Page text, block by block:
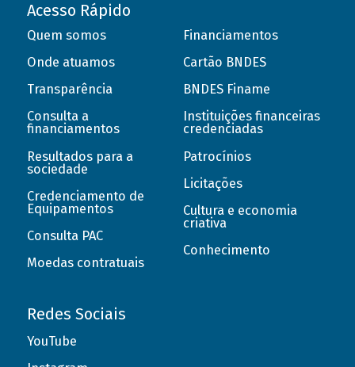
Acesso Rápido
Quem somos
Onde atuamos
Transparência
Consulta a
financiamentos
Resultados para a
sociedade
Credenciamento de
Equipamentos
Consulta PAC
Moedas contratuais
Financiamentos
Cartão BNDES
BNDES Finame
Instituições financeiras
credenciadas
Patrocínios
Licitações
Cultura e economia
criativa
Conhecimento
Redes Sociais
YouTube